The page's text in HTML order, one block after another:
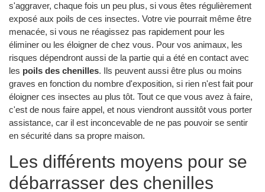
s'aggraver, chaque fois un peu plus, si vous êtes régulièrement
exposé aux poils de ces insectes. Votre vie pourrait même être
menacée, si vous ne réagissez pas rapidement pour les
éliminer ou les éloigner de chez vous. Pour vos animaux, les
risques dépendront aussi de la partie qui a été en contact avec
les poils des chenilles. Ils peuvent aussi être plus ou moins
graves en fonction du nombre d'exposition, si rien n'est fait pour
éloigner ces insectes au plus tôt. Tout ce que vous avez à faire,
c'est de nous faire appel, et nous viendront aussitôt vous porter
assistance, car il est inconcevable de ne pas pouvoir se sentir
en sécurité dans sa propre maison.
Les différents moyens pour se
débarrasser des chenilles